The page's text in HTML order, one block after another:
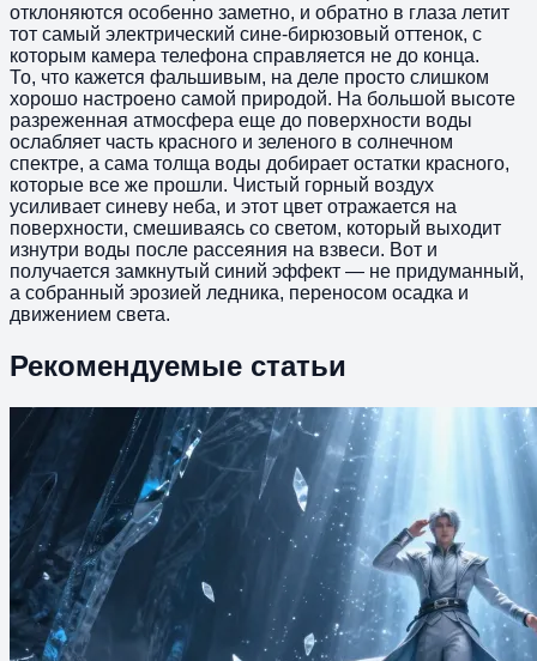
отклоняются особенно заметно, и обратно в глаза летит
тот самый электрический сине-бирюзовый оттенок, с
которым камера телефона справляется не до конца.
То, что кажется фальшивым, на деле просто слишком
хорошо настроено самой природой. На большой высоте
разреженная атмосфера еще до поверхности воды
ослабляет часть красного и зеленого в солнечном
спектре, а сама толща воды добирает остатки красного,
которые все же прошли. Чистый горный воздух
усиливает синеву неба, и этот цвет отражается на
поверхности, смешиваясь со светом, который выходит
изнутри воды после рассеяния на взвеси. Вот и
получается замкнутый синий эффект — не придуманный,
а собранный эрозией ледника, переносом осадка и
движением света.
Рекомендуемые статьи